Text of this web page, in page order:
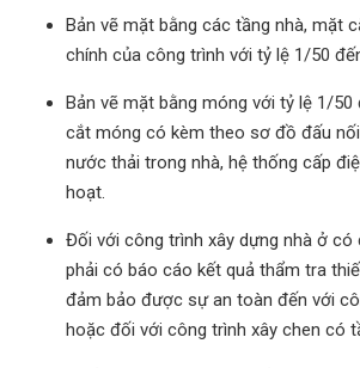
Bản vẽ mặt bằng các tầng nhà, mặt
chính của công trình với tỷ lệ 1/50
Bản vẽ mặt bằng móng với tỷ lệ 1/
cắt móng có kèm theo sơ đồ đấu
nước thải trong nhà, hệ thống cấp
hoạt.
Đối với công trình xây dựng nhà ở có
phải có báo cáo kết quả thẩm tra
đảm bảo được sự an toàn đến với
hoặc đối với công trình xây chen có